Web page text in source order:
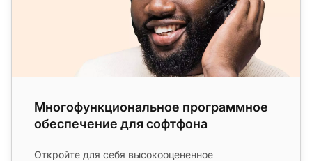
Многофункциональное программное
обеспечение для софтфона
Откройте для себя высокооцененное